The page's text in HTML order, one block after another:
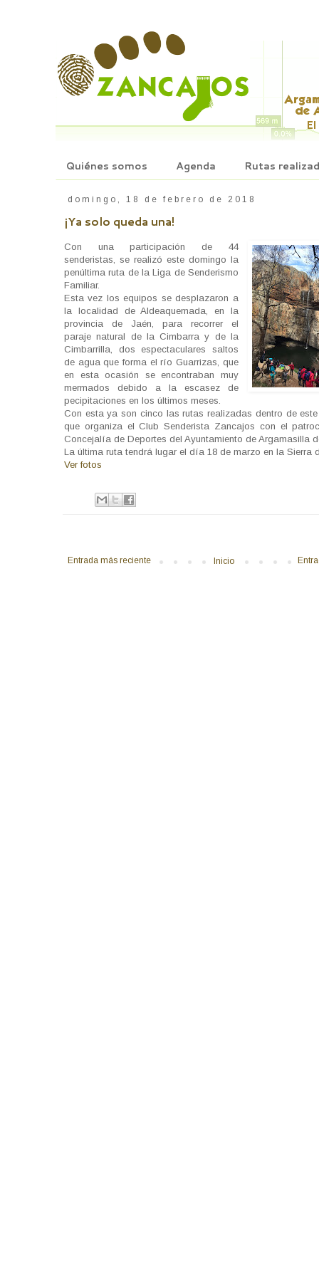
Quiénes somos Agenda Rutas
domingo, 18 de febrero de 2018
¡Ya solo queda una!
Con una participación de 44
senderistas, se realizó este domingo la
penúltima ruta de la Liga de Senderismo
Familiar.
Esta vez los equipos se desplazaron a
la localidad de Aldeaquemada, en la
provincia de Jaén, para recorrer el
paraje natural de la Cimbarra y de la
Cimbarrilla, dos espectaculares saltos
de agua que forma el río Guarrizas, que
en esta ocasión se encontraban muy
mermados debido a la escasez de
pecipitaciones en los últimos meses.
Con esta ya son cinco las rutas realizadas dentro de
que organiza el Club Senderista Zancajos con el
Concejalía de Deportes del Ayuntamiento de Argamasilla
La última ruta tendrá lugar el día 18 de marzo en la Sierra
Ver fotos
Entrada más reciente Inicio